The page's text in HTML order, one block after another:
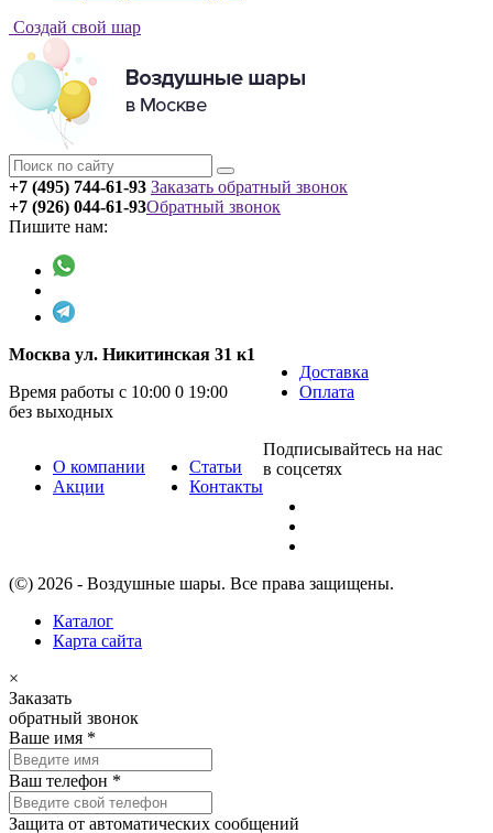
Создай свой шар
+7 (495) 744-61-93 Заказать обратный звонок
+7 (926) 044-61-93
Пишите нам:
Обратный звонок
Москва ул. Никитинская 31 к1
Время работы с 10:00 0 19:00
без выходных
Доставка
Оплата
О компании
Акции
Статьи
Контакты
Подписывайтесь на нас
в соцсетях
(©) 2026 - Воздушные шары. Все права защищены.
Каталог
Карта сайта
×
Заказать
обратный звонок
Ваше имя *
Ваш телефон *
Защита от автоматических сообщений